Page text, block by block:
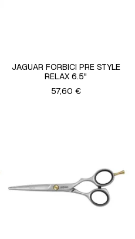
JAGUAR FORBICI PRE STYLE
RELAX 6.5"
57,60 €